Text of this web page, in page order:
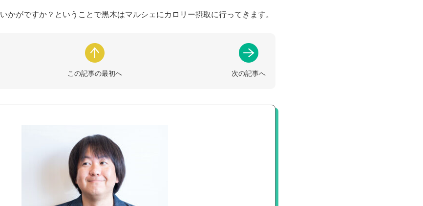
かがですか？ということで黒木はマルシェにカロリー摂取に行ってきます。
この記事の最初へ 次の記事へ